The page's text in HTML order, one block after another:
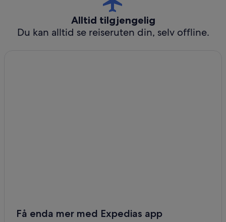
Alltid tilgjengelig
Du kan alltid se reiseruten din, selv offline.
Få enda mer med Expedias app